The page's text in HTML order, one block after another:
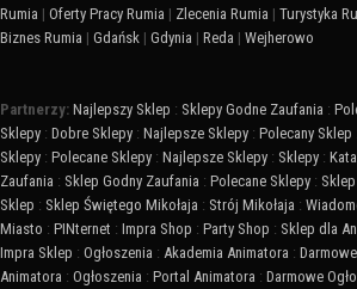
Rumia | Oferty Pracy Rumia | Zlecenia Rumia | Turystyka
Biznes Rumia | Gdańsk | Gdynia | Reda | Wejherowo
Partnerzy: Najlepszy Sklep : Sklepy Godne Zaufania :
Sklepy : Dobre Sklepy : Najlepsze Sklepy : Polecany Sklep
Sklepy : Polecane Sklepy : Najlepsze Sklepy : Sklepy :
Zaufania : Sklep Godny Zaufania : Polecane Sklepy :
Sklep : Sklep Świętego Mikołaja : Strój Mikołaja :
Miasto : PINternet : Impra Shop : Party Shop : Sklep dla
Impra Sklep : Ogłoszenia : Akademia Animatora :
Animatora : Ogłoszenia : Portal Animatora : Darmowe